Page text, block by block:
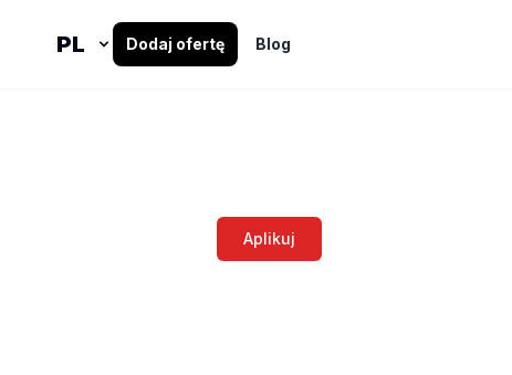
Dodaj ofertę Blog
Aplikuj